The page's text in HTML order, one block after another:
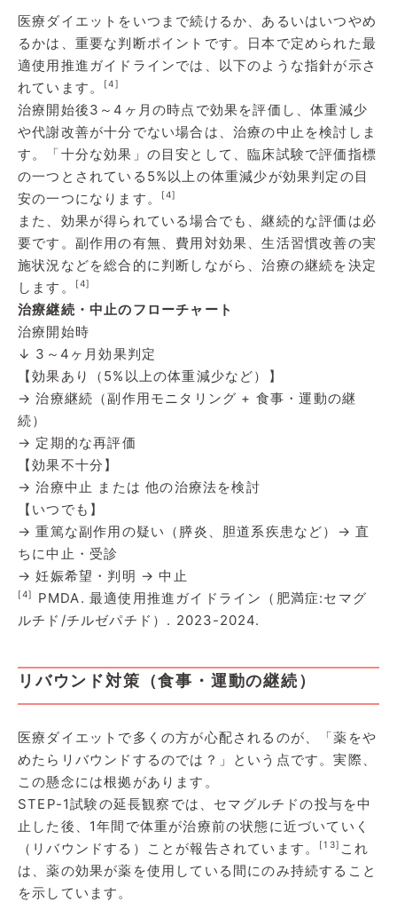
医療ダイエットをいつまで続けるか、あるいはいつやめ
るかは、重要な判断ポイントです。日本で定められた最
適使用推進ガイドラインでは、以下のような指針が示さ
れています。
[4]
治療開始後3～4ヶ月の時点で効果を評価し、体重減少
や代謝改善が十分でない場合は、治療の中止を検討しま
す。「十分な効果」の目安として、臨床試験で評価指標
の一つとされている5%以上の体重減少が効果判定の目
安の一つになります。
[4]
また、効果が得られている場合でも、継続的な評価は必
要です。副作用の有無、費用対効果、生活習慣改善の実
施状況などを総合的に判断しながら、治療の継続を決定
します。
[4]
治療継続・中止のフローチャート
治療開始時
↓ 3～4ヶ月効果判定
【効果あり（5%以上の体重減少など）】
→ 治療継続（副作用モニタリング + 食事・運動の継
続）
→ 定期的な再評価
【効果不十分】
→ 治療中止 または 他の治療法を検討
【いつでも】
→ 重篤な副作用の疑い（膵炎、胆道系疾患など）→ 直
ちに中止・受診
→ 妊娠希望・判明 → 中止
[4]
PMDA. 最適使用推進ガイドライン（肥満症:セマグ
ルチド/チルゼパチド）. 2023-2024.
リバウンド対策（食事・運動の継続）
医療ダイエットで多くの方が心配されるのが、「薬をや
めたらリバウンドするのでは？」という点です。実際、
この懸念には根拠があります。
STEP-1試験の延長観察では、セマグルチドの投与を中
止した後、1年間で体重が治療前の状態に近づいていく
（リバウンドする）ことが報告されています。
[13] これ
は、薬の効果が薬を使用している間にのみ持続すること
を示しています。